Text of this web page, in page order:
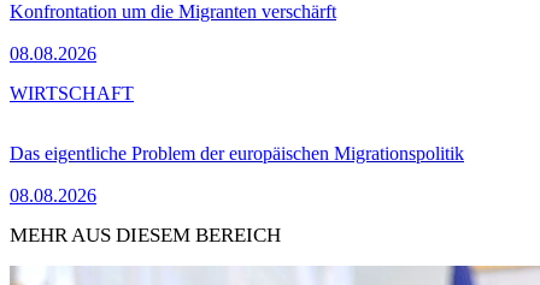
Konfrontation um die Migranten verschärft
08.08.2026
Das eigentliche Problem der europäischen Migrationspolitik
08.08.2026
WIRTSCHAFT
MEHR AUS DIESEM BEREICH